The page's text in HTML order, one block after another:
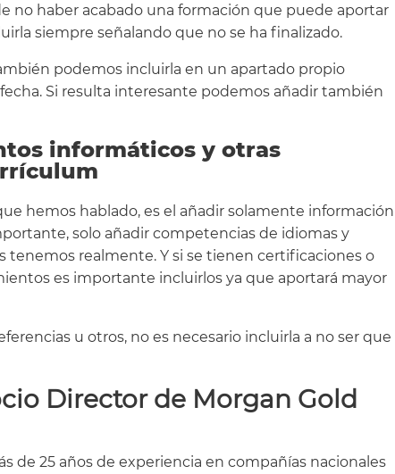
no haber acabado una formación que puede aportar
siempre señalando que no se ha finalizado.
podemos incluirla en un apartado propio
Si resulta interesante podemos añadir también
informáticos y otras
hemos hablado, es el añadir solamente información
solo añadir competencias de idiomas y
tenemos realmente. Y si se tienen certificaciones o
es importante incluirlos ya que aportará mayor
u otros, no es necesario incluirla a no ser que
Director de Morgan Gold
de 25 años de experiencia en compañías nacionales